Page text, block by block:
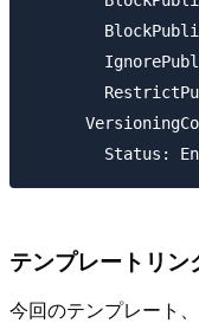
テンプレートリン
今回のテンプレート